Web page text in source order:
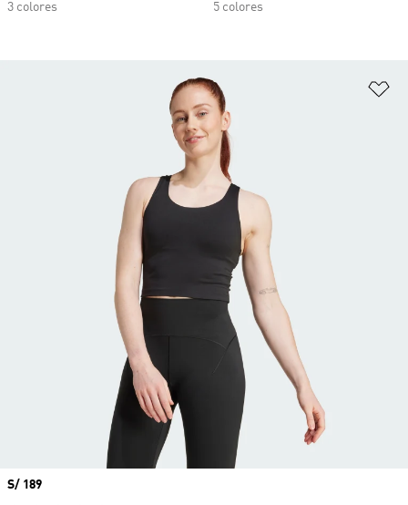
3 colores
5 colores
Precio
S/ 189